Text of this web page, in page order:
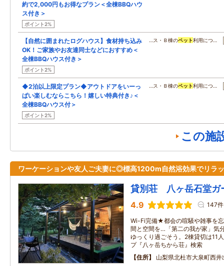
約で2,000円もお得なプラン＜全棟BBQハウ
ス付き＞
ポイント2%
【自然に囲まれたログハウス】食材持ち込み
OK！ご家族やお友達同士などにおすすめ＜
全棟BBQハウス付き＞
ポイント2%
…ス・Ｂ棟のペット利用につ…
◆2泊以上限定プラン◆アウトドアをいーっ
ぱい楽しむならこちら！嬉しい特典付き♪＜
全棟BBQハウス付＞
ポイント2%
…ス・Ｂ棟のペット利用につ…
この施
ワーケーションや友人ご夫妻に◎標高1200m自然浴効果でリラ
貸別荘 八ヶ岳石堂ガ
4.9 147件
Wi-Fi完備★都会の喧騒や雑事を
間と空間を…「第二の我が家」気
ゆっくり過ごそう。2棟貸切は11
プ『八ヶ岳ちから荘』検索
住所
山梨県北杜市大泉町西